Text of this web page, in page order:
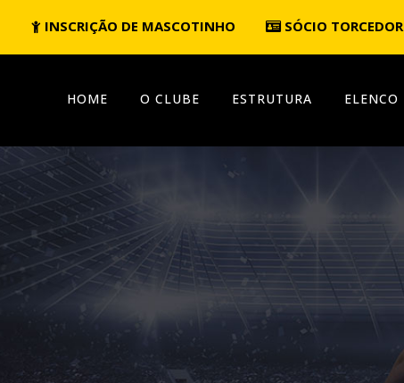
INSCRIÇÃO DE MASCOTINHO SÓCIO TORCEDOR
HOME O CLUBE ESTRUTURA ELENCO